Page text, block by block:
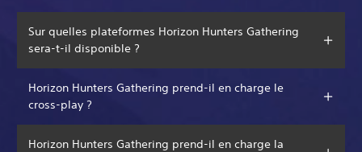
Sur quelles plateformes Horizon Hunters Gathering
sera-t-il disponible ?
Horizon Hunters Gathering prend-il en charge le
cross-play ?
Horizon Hunters Gathering prend-il en charge la